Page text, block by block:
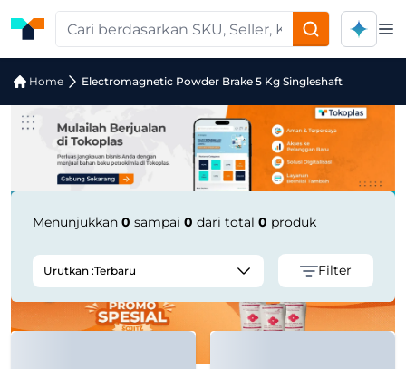
Home Electromagnetic Powder Brake 5 Kg Singleshaft
Jual Electromagnetic Powder Brake
Menunjukkan 0 sampai 0 dari total 0 produk
Urutkan :Terbaru Filter